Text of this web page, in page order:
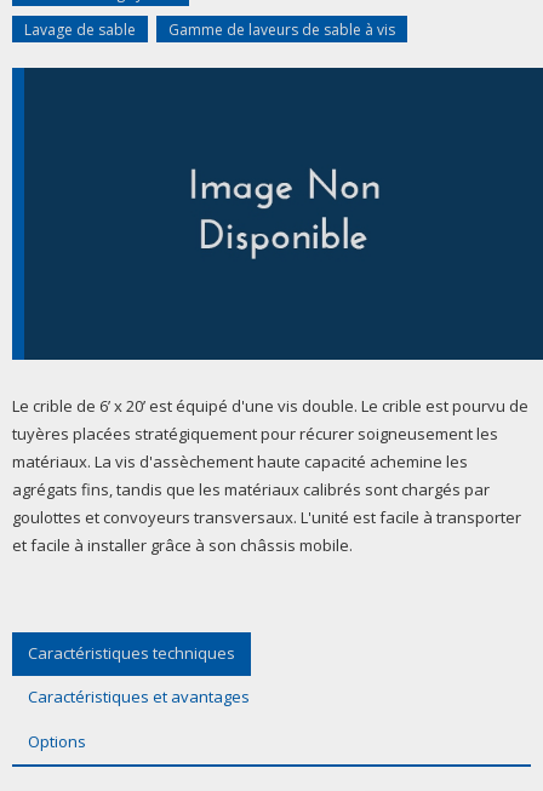
Lavage de sable
Gamme de laveurs de sable à vis
Le crible de 6’ x 20’ est équipé d'une vis double. Le crible est pourvu de
tuyères placées stratégiquement pour récurer soigneusement les
matériaux. La vis d'assèchement haute capacité achemine les
agrégats fins, tandis que les matériaux calibrés sont chargés par
goulottes et convoyeurs transversaux. L'unité est facile à transporter
et facile à installer grâce à son châssis mobile.
Caractéristiques techniques
Caractéristiques et avantages
Options